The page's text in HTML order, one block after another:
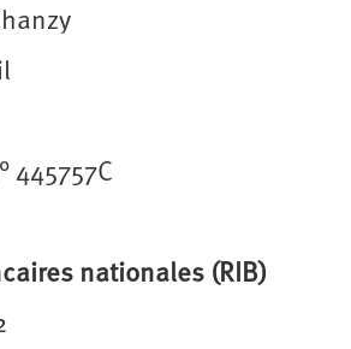
445757C
nationales (RIB)